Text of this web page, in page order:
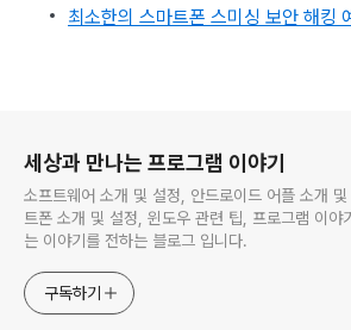
최소한의 스마트폰 스미싱 보안 해킹
세상과 만나는 프로그램 이야기
소프트웨어 소개 및 설정, 안드로이드 어플 소개
트폰 소개 및 설정, 윈도우 관련 팁, 프로그램 이야
는 이야기를 전하는 블로그 입니다.
구독하기